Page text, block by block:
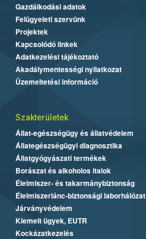
Gazdálkodási adatok
Felügyeleti szervünk
Projektek
Kapcsolódó linkek
Adatkezelési tájékoztató
Akadálymentességi nyilatkozat
Üzemeltetési információ
Szakterületek
Állat-egészségügy és állatvédelem
Állategészségügyi diagnosztika
Állatgyógyászati termékek
Borászat és alkoholos italok
Élelmiszer- és takarmánybiztonság
Élelmiszerlánc-biztonsági laborhálózat
Járványvédelem
Kiemelt ügyek, EUTR
Kockázatkezelés